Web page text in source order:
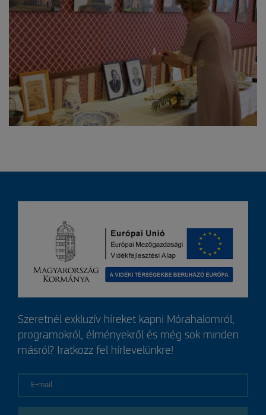
Szeretnél exkluzív híreket kapni Mórahalomról,
programokról, élményekről és még sok minden
másról? Iratkozz fel hírlevelünkre!